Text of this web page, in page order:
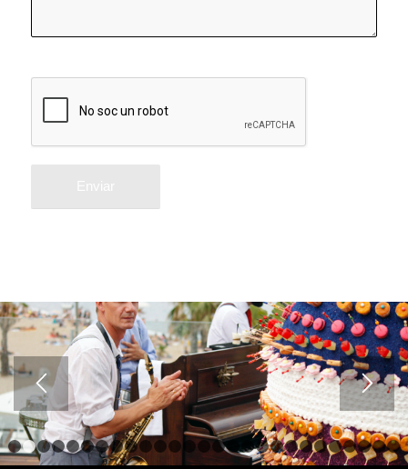
1 2 3 4 5 8 9 1011121314151617181920